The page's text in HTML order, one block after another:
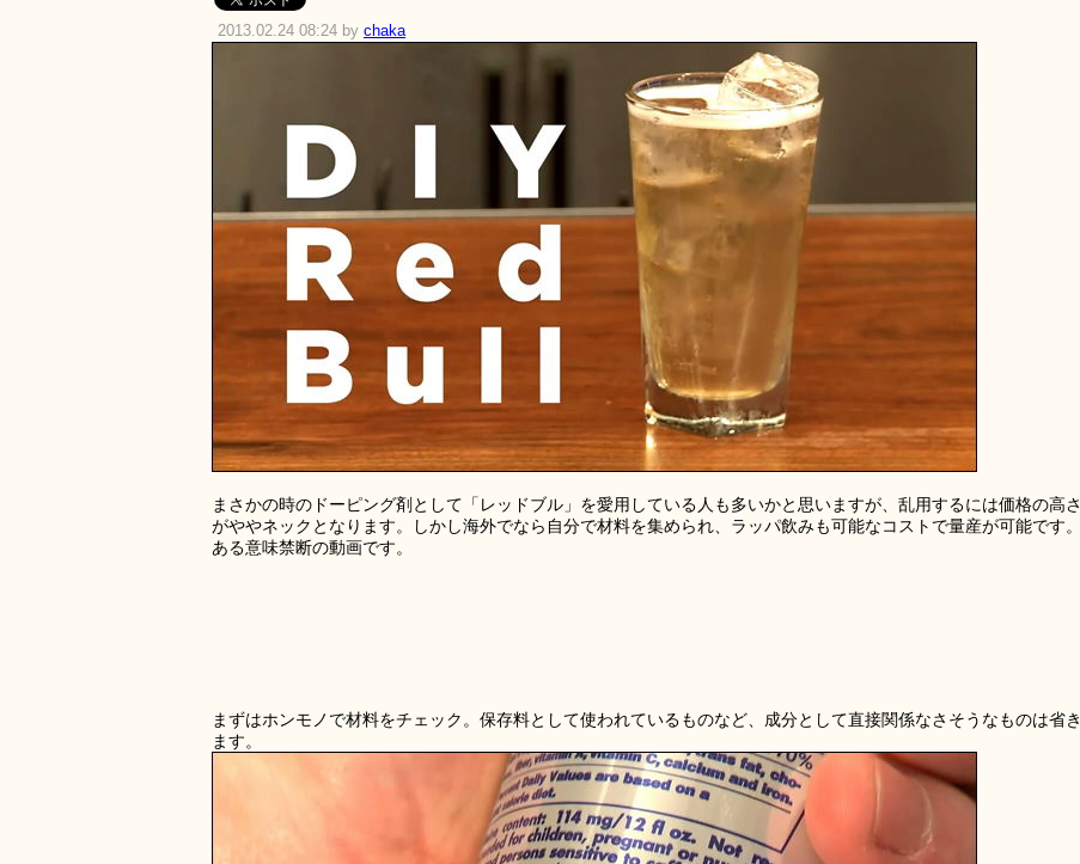
2013.02.24 08:24 by chaka
まさかの時のドーピング剤として「レッドブル」を愛用している人も多いかと思いますが、乱用するには価格の高さ
がややネックとなります。しかし海外でなら自分で材料を集められ、ラッパ飲みも可能なコストで量産が可能です。
ある意味禁断の動画です。
まずはホンモノで材料をチェック。保存料として使われているものなど、成分として直接関係なさそうなものは省き
ます。